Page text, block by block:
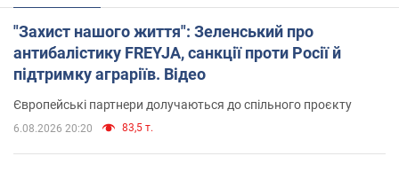
"Захист нашого життя": Зеленський про
антибалістику FREYJA, санкції проти Росії й
підтримку аграріїв. Відео
Європейські партнери долучаються до спільного проєкту
6.08.2026 20:20 83,5 т.